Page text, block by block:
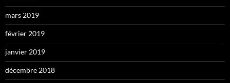
mars 2019
février 2019
janvier 2019
décembre 2018